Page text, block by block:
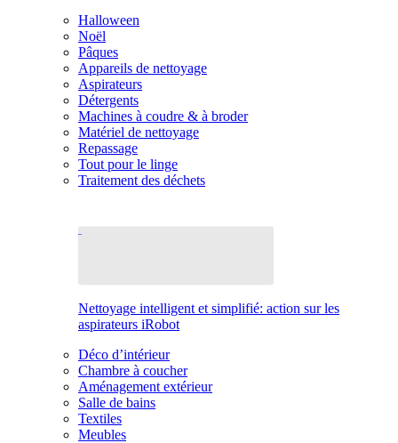
Halloween
Noël
Pâques
Appareils de nettoyage
Aspirateurs
Détergents
Machines à coudre & à broder
Matériel de nettoyage
Repassage
Tout pour le linge
Traitement des déchets
Nettoyage intelligent et simplifié: action sur les
aspirateurs iRobot
Déco d’intérieur
Chambre à coucher
Aménagement extérieur
Salle de bains
Textiles
Meubles